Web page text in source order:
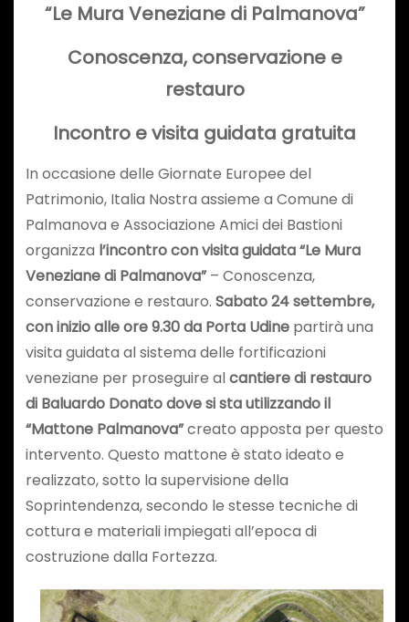
“Le Mura Veneziane di Palmanova”
Conoscenza, conservazione e
restauro
Incontro e visita guidata gratuita
In occasione delle Giornate Europee del
Patrimonio, Italia Nostra assieme a Comune di
Palmanova e Associazione Amici dei Bastioni
organizza l’incontro con visita guidata “Le Mura
Veneziane di Palmanova”– Conoscenza,
conservazione e restauro. Sabato 24 settembre,
con inizio alle ore 9.30 da Porta Udinepartirà una
visita guidata al sistema delle fortificazioni
veneziane per proseguire alcantiere di restauro
di Baluardo Donato dove si sta utilizzando il
“Mattone Palmanova”creato apposta per questo
intervento. Questo mattone è stato ideato e
realizzato, sotto la supervisione della
Soprintendenza, secondo le stesse tecniche di
cottura e materiali impiegati all’epoca di
costruzione dalla Fortezza.